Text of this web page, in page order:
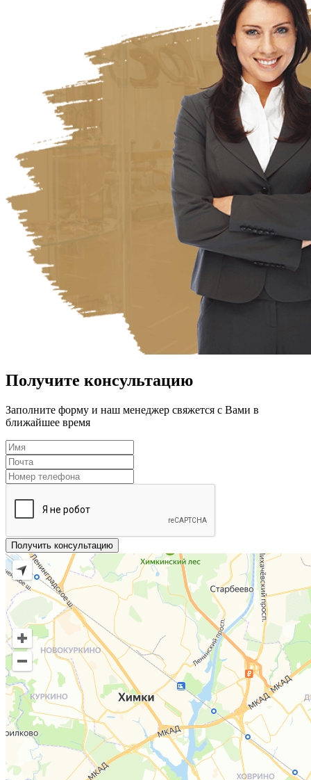
Получите консультацию
Заполните форму и наш менеджер свяжется с Вами в
ближайшее время
Получить консультацию